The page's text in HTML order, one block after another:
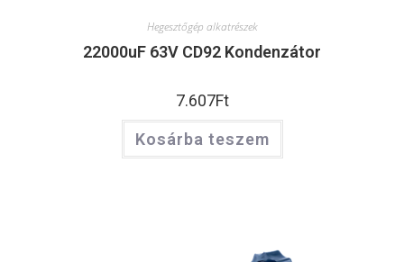
Hegesztőgép alkatrészek
22000uF 63V CD92 Kondenzátor
7.607Ft
Kosárba teszem